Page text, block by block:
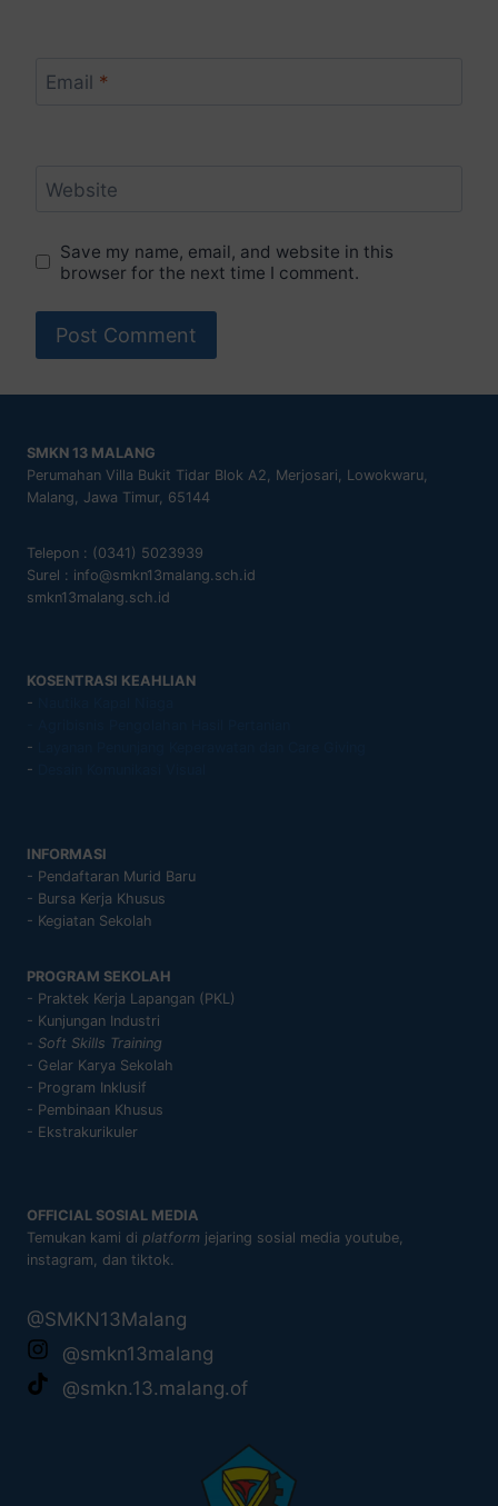
Email *
Website
Save my name, email, and website in this
browser for the next time I comment.
SMKN 13 MALANG
Perumahan Villa Bukit Tidar Blok A2, Merjosari, Lowokwaru,
Malang, Jawa Timur, 65144
Telepon : (0341) 5023939
Surel : info@smkn13malang.sch.id
smkn13malang.sch.id
KOSENTRASI KEAHLIAN
-
-
-
INFORMASI
- Pendaftaran Murid Baru
- Bursa Kerja Khusus
- Kegiatan Sekolah
PROGRAM SEKOLAH
- Praktek Kerja Lapangan (PKL)
- Kunjungan Industri
- Soft Skills Training
- Gelar Karya Sekolah
- Program Inklusif
- Pembinaan Khusus
- Ekstrakurikuler
OFFICIAL SOSIAL MEDIA
Temukan kami di platform jejaring sosial media youtube,
instagram, dan tiktok.
@SMKN13Malang
@smkn13malang
@smkn.13.malang.of